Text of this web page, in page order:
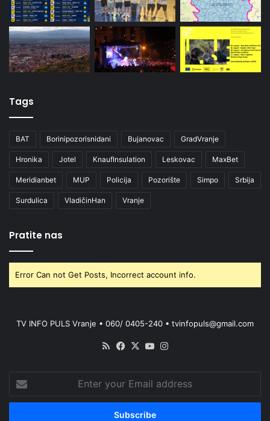
Tags
BAT Borinipozorisnidani Bujanovac GradVranje
Hronika Jotel KnaufInsulation Leskovac MaxBet
Meridianbet MUP Policija Pozorište Simpo Srbija
Surdulica VladičinHan Vranje
Pratite nas
Error Can not Get Posts, Incorrect account info.
TV INFO PULS Vranje • 060/ 0405-240 • tvinfopuls@gmail.com
RSS Facebook
X YouTube
your
Email